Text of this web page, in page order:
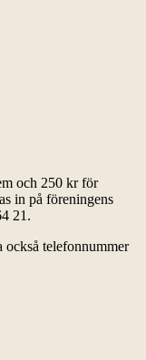
och 250 kr för
in på föreningens
21.
också telefonnummer